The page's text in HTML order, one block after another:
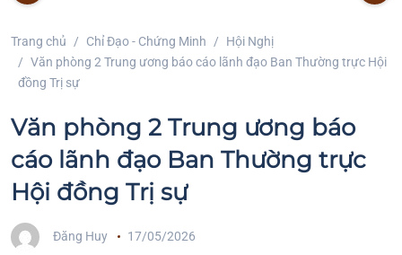
Trang chủ Chỉ Đạo - Chứng Minh
Hội Nghị
Văn phòng 2 Trung ương báo cáo lãnh đạo Ban Thường trực Hội
đồng Trị sự
Văn phòng 2 Trung ương báo
cáo lãnh đạo Ban Thường trực
Hội đồng Trị sự
Đăng Huy 17/05/2026